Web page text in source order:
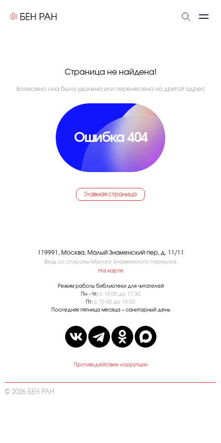
Страница не найдена!
Возможно она была удалена или перенесена на другой адрес
Ошибка 404
Главная страница
119991, Москва, Малый Знаменский пер, д. 11/11
Вход со стороны Малого Знаменского переулка
На карте
Режим работы библиотеки для читателей
Пн - Чт: с 10:00 до 17:30
Пт: с 10:00 до 15:00
Последняя пятница месяца – санитарный день
Противодействие коррупции
© 2026 БЕН РАН